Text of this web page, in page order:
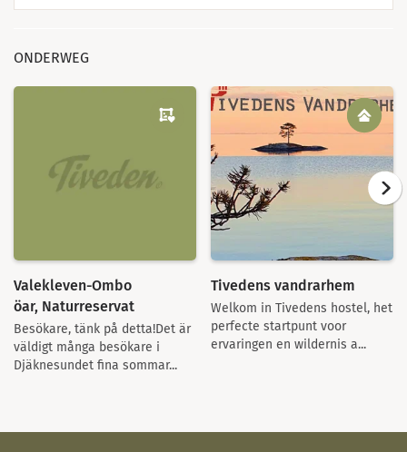
ONDERWEG
Valekleven-Ombo
öar, Naturreservat
Besökare, tänk på detta!Det är
väldigt många besökare i
Djäknesundet fina sommar...
Tivedens vandrarhem
Welkom in Tivedens hostel, het
perfecte startpunt voor
ervaringen en wildernis a...